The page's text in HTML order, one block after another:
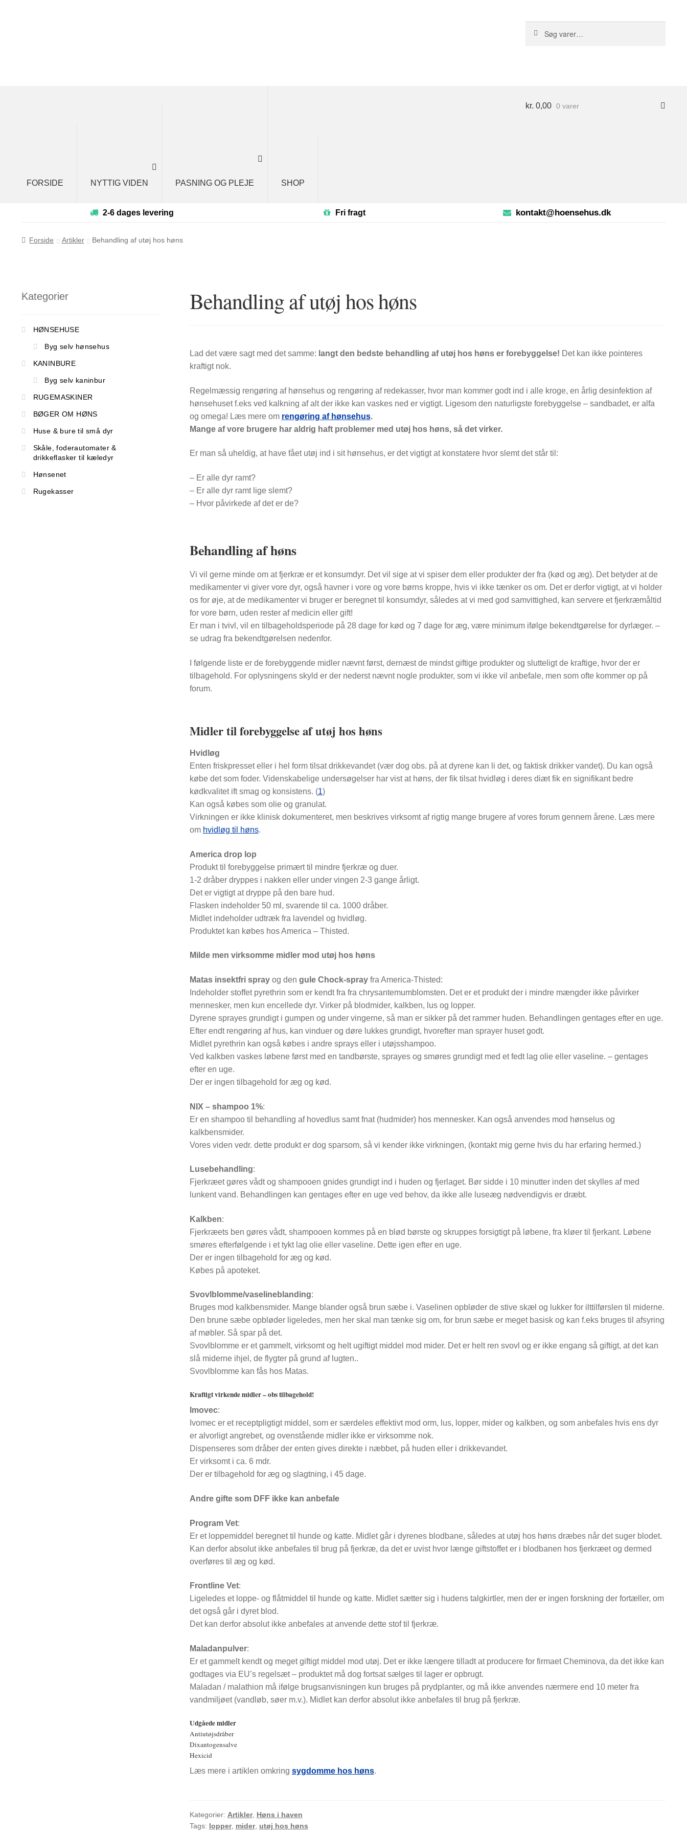
efter:
FORSIDE NYTTIG VIDEN PASNING OG PLEJE SHOP
kr. 0,00 0 varer
2-6 dages levering Fri fragt kontakt@hoensehus.dk
Forside Artikler Behandling af utøj hos høns
Behandling af utøj hos høns
Lad det være sagt med det samme: langt den bedste behandling af utøj hos høns er forebyggelse! Det kan ikke pointeres
kraftigt nok.
Regelmæssig rengøring af hønsehus og rengøring af redekasser, hvor man kommer godt ind i alle kroge, en årlig desinfektion af
hønsehuset f.eks ved kalkning af alt der ikke kan vaskes ned er vigtigt. Ligesom den naturligste forebyggelse – sandbadet, er alfa
og omega! Læs mere om rengøring af hønsehus.
Mange af vore brugere har aldrig haft problemer med utøj hos høns, så det virker.
Er man så uheldig, at have fået utøj ind i sit hønsehus, er det vigtigt at konstatere hvor slemt det står til:
– Er alle dyr ramt?
– Er alle dyr ramt lige slemt?
– Hvor påvirkede af det er de?
Behandling af høns
Vi vil gerne minde om at fjerkræ er et konsumdyr. Det vil sige at vi spiser dem eller produkter der fra (kød og æg). Det betyder at de
medikamenter vi giver vore dyr, også havner i vore og vore børns kroppe, hvis vi ikke tænker os om. Det er derfor vigtigt, at vi holder
os for øje, at de medikamenter vi bruger er beregnet til konsumdyr, således at vi med god samvittighed, kan servere et fjerkræmåltid
for vore børn, uden rester af medicin eller gift!
Er man i tvivl, vil en tilbageholdsperiode på 28 dage for kød og 7 dage for æg, være minimum ifølge bekendtgørelse for dyrlæger. –
se udrag fra bekendtgørelsen nedenfor.
I følgende liste er de forebyggende midler nævnt først, dernæst de mindst giftige produkter og slutteligt de kraftige, hvor der er
tilbagehold. For oplysningens skyld er der nederst nævnt nogle produkter, som vi ikke vil anbefale, men som ofte kommer op på
forum.
Midler til forebyggelse af utøj hos høns
Hvidløg
Enten friskpresset eller i hel form tilsat drikkevandet (vær dog obs. på at dyrene kan li det, og faktisk drikker vandet). Du kan også
købe det som foder. Videnskabelige undersøgelser har vist at høns, der fik tilsat hvidløg i deres diæt fik en signifikant bedre
kødkvalitet ift smag og konsistens. (1)
Kan også købes som olie og granulat.
Virkningen er ikke klinisk dokumenteret, men beskrives virksomt af rigtig mange brugere af vores forum gennem årene. Læs mere
om hvidløg til høns.
America drop lop
Produkt til forebyggelse primært til mindre fjerkræ og duer.
1-2 dråber dryppes i nakken eller under vingen 2-3 gange årligt.
Det er vigtigt at dryppe på den bare hud.
Flasken indeholder 50 ml, svarende til ca. 1000 dråber.
Midlet indeholder udtræk fra lavendel og hvidløg.
Produktet kan købes hos America – Thisted.
Milde men virksomme midler mod utøj hos høns
Matas insektfri sprayog den gule Chock-sprayfra America-Thisted:
Indeholder stoffet pyrethrin som er kendt fra fra chrysantemumblomsten. Det er et produkt der i mindre mængder ikke påvirker
mennesker, men kun encellede dyr. Virker på blodmider, kalkben, lus og lopper.
Dyrene sprayes grundigt i gumpen og under vingerne, så man er sikker på det rammer huden. Behandlingen gentages efter en uge.
Efter endt rengøring af hus, kan vinduer og døre lukkes grundigt, hvorefter man sprayer huset godt.
Midlet pyrethrin kan også købes i andre sprays eller i utøjsshampoo.
Ved kalkben vaskes løbene først med en tandbørste, sprayes og smøres grundigt med et fedt lag olie eller vaseline. – gentages
efter en uge.
Der er ingen tilbagehold for æg og kød.
NIX – shampoo 1%:
Er en shampoo til behandling af hovedlus samt fnat (hudmider) hos mennesker. Kan også anvendes mod hønselus og
kalkbensmider.
Vores viden vedr. dette produkt er dog sparsom, så vi kender ikke virkningen, (kontakt mig gerne hvis du har erfaring hermed.)
Lusebehandling:
Fjerkræet gøres vådt og shampooen gnides grundigt ind i huden og fjerlaget. Bør sidde i 10 minutter inden det skylles af med
lunkent vand. Behandlingen kan gentages efter en uge ved behov, da ikke alle luseæg nødvendigvis er dræbt.
Kalkben:
Fjerkræets ben gøres vådt, shampooen kommes på en blød børste og skruppes forsigtigt på løbene, fra kløer til fjerkant. Løbene
smøres efterfølgende i et tykt lag olie eller vaseline. Dette igen efter en uge.
Der er ingen tilbagehold for æg og kød.
Købes på apoteket.
Svovlblomme/vaselineblanding:
Bruges mod kalkbensmider. Mange blander også brun sæbe i. Vaselinen opbløder de stive skæl og lukker for ilttilførslen til miderne.
Den brune sæbe opbløder ligeledes, men her skal man tænke sig om, for brun sæbe er meget basisk og kan f.eks bruges til afsyring
af møbler. Så spar på det.
Svovlblomme er et gammelt, virksomt og helt ugiftigt middel mod mider. Det er helt ren svovl og er ikke engang så giftigt, at det kan
slå miderne ihjel, de flygter på grund af lugten..
Svovlblomme kan fås hos Matas.
Kraftigt virkende midler – obs tilbagehold!
Imovec:
Ivomec er et receptpligtigt middel, som er særdeles effektivt mod orm, lus, lopper, mider og kalkben, og som anbefales hvis ens dyr
er alvorligt angrebet, og ovenstående midler ikke er virksomme nok.
Dispenseres som dråber der enten gives direkte i næbbet, på huden eller i drikkevandet.
Er virksomt i ca. 6 mdr.
Der er tilbagehold for æg og slagtning, i 45 dage.
Andre gifte som DFF ikke kan anbefale
Program Vet:
Er et loppemiddel beregnet til hunde og katte. Midlet går i dyrenes blodbane, således at utøj hos høns dræbes når det suger blodet.
Kan derfor absolut ikke anbefales til brug på fjerkræ, da det er uvist hvor længe giftstoffet er i blodbanen hos fjerkræet og dermed
overføres til æg og kød.
Frontline Vet:
Ligeledes et loppe- og flåtmiddel til hunde og katte. Midlet sætter sig i hudens talgkirtler, men der er ingen forskning der fortæller, om
det også går i dyret blod.
Det kan derfor absolut ikke anbefales at anvende dette stof til fjerkræ.
Maladanpulver:
Er et gammelt kendt og meget giftigt middel mod utøj. Det er ikke længere tilladt at producere for firmaet Cheminova, da det ikke kan
godtages via EU’s regelsæt – produktet må dog fortsat sælges til lager er opbrugt.
Maladan / malathion må ifølge brugsanvisningen kun bruges på prydplanter, og må ikke anvendes nærmere end 10 meter fra
vandmiljøet (vandløb, søer m.v.). Midlet kan derfor absolut ikke anbefales til brug på fjerkræ.
Udgåede midler
Antiutøjsdråber
Dixantogensalve
Hexicid
Læs mere i artiklen omkring sygdomme hos høns.
Kategorier: Artikler, Høns i haven
Tags: lopper, mider, utøj hos høns
Kategorier
HØNSEHUSE
Byg selv hønsehus
KANINBURE
Byg selv kaninbur
RUGEMASKINER
BØGER OM HØNS
Huse & bure til små dyr
Skåle, foderautomater &
drikkeflasker til kæledyr
Hønsenet
Rugekasser